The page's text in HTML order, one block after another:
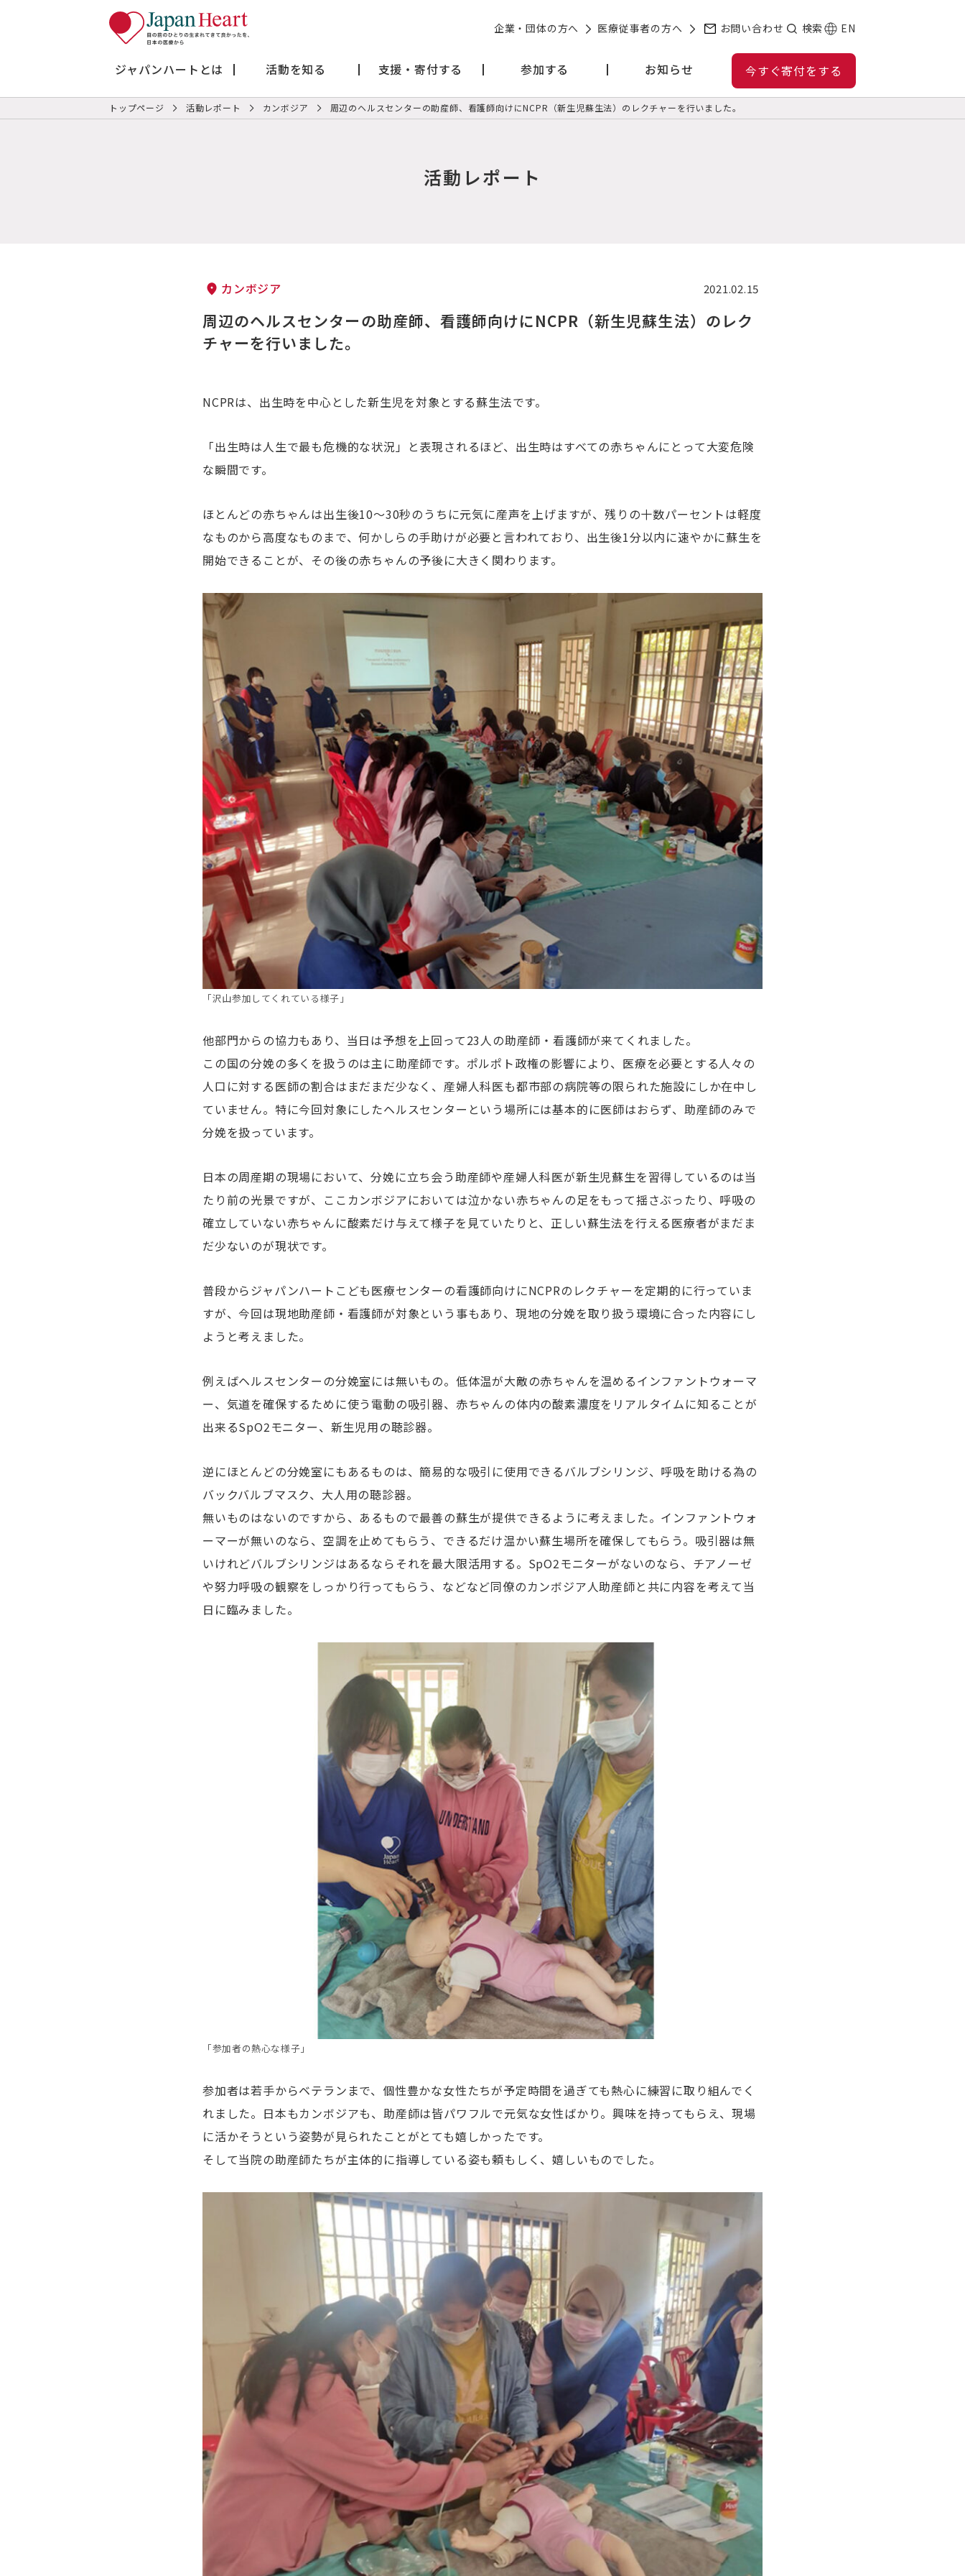
企業・団体の方へ 医療従事者の方へ お問い合わせ 検索 EN
ジャパンハートとは 活動を知る 支援・寄付する 参加する お知らせ 今すぐ寄付をする
トップページ 活動レポート カンボジア 周辺のヘルスセンターの助産師、看護師向けにNCPR（新生児蘇生法）のレクチャーを行いました。
活動レポート
カンボジア 2021.02.15
周辺のヘルスセンターの助産師、看護師向けにNCPR（新生児蘇生法）のレク
チャーを行いました。
NCPRは、出生時を中心とした新生児を対象とする蘇生法です。
「出生時は人生で最も危機的な状況」と表現されるほど、出生時はすべての赤ちゃんにとって大変危険
な瞬間です。
ほとんどの赤ちゃんは出生後10～30秒のうちに元気に産声を上げますが、残りの十数パーセントは軽度
なものから高度なものまで、何かしらの手助けが必要と言われており、出生後1分以内に速やかに蘇生を
開始できることが、その後の赤ちゃんの予後に大きく関わります。
「沢山参加してくれている様子」
他部門からの協力もあり、当日は予想を上回って23人の助産師・看護師が来てくれました。
この国の分娩の多くを扱うのは主に助産師です。ポルポト政権の影響により、医療を必要とする人々の
人口に対する医師の割合はまだまだ少なく、産婦人科医も都市部の病院等の限られた施設にしか在中し
ていません。特に今回対象にしたヘルスセンターという場所には基本的に医師はおらず、助産師のみで
分娩を扱っています。
日本の周産期の現場において、分娩に立ち会う助産師や産婦人科医が新生児蘇生を習得しているのは当
たり前の光景ですが、ここカンボジアにおいては泣かない赤ちゃんの足をもって揺さぶったり、呼吸の
確立していない赤ちゃんに酸素だけ与えて様子を見ていたりと、正しい蘇生法を行える医療者がまだま
だ少ないのが現状です。
普段からジャパンハートこども医療センターの看護師向けにNCPRのレクチャーを定期的に行っていま
すが、今回は現地助産師・看護師が対象という事もあり、現地の分娩を取り扱う環境に合った内容にし
ようと考えました。
例えばヘルスセンターの分娩室には無いもの。低体温が大敵の赤ちゃんを温めるインファントウォーマ
ー、気道を確保するために使う電動の吸引器、赤ちゃんの体内の酸素濃度をリアルタイムに知ることが
出来るSpO2モニター、新生児用の聴診器。
逆にほとんどの分娩室にもあるものは、簡易的な吸引に使用できるバルブシリンジ、呼吸を助ける為の
バックバルブマスク、大人用の聴診器。
無いものはないのですから、あるもので最善の蘇生が提供できるように考えました。インファントウォ
ーマーが無いのなら、空調を止めてもらう、できるだけ温かい蘇生場所を確保してもらう。吸引器は無
いけれどバルブシリンジはあるならそれを最大限活用する。SpO2モニターがないのなら、チアノーゼ
や努力呼吸の観察をしっかり行ってもらう、などなど同僚のカンボジア人助産師と共に内容を考えて当
日に臨みました。
「参加者の熱心な様子」
参加者は若手からベテランまで、個性豊かな女性たちが予定時間を過ぎても熱心に練習に取り組んでく
れました。日本もカンボジアも、助産師は皆パワフルで元気な女性ばかり。興味を持ってもらえ、現場
に活かそうという姿勢が見られたことがとても嬉しかったです。
そして当院の助産師たちが主体的に指導している姿も頼もしく、嬉しいものでした。